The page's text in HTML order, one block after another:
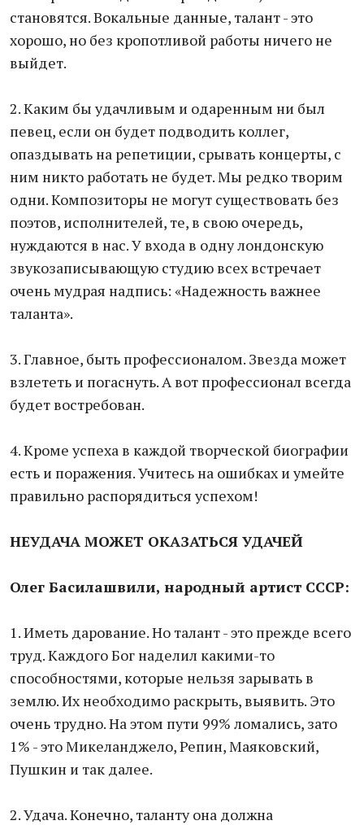
становятся. Вокальные данные, талант - это
хорошо, но без кропотливой работы ничего не
выйдет.
2. Каким бы удачливым и одаренным ни был
певец, если он будет подводить коллег,
опаздывать на репетиции, срывать концерты, с
ним никто работать не будет. Мы редко творим
одни. Композиторы не могут существовать без
поэтов, исполнителей, те, в свою очередь,
нуждаются в нас. У входа в одну лондонскую
звукозаписывающую студию всех встречает
очень мудрая надпись: «Надежность важнее
таланта».
3. Главное, быть профессионалом. Звезда может
взлететь и погаснуть. А вот профессионал всегда
будет востребован.
4. Кроме успеха в каждой творческой биографии
есть и поражения. Учитесь на ошибках и умейте
правильно распорядиться успехом!
НЕУДАЧА МОЖЕТ ОКАЗАТЬСЯ УДАЧЕЙ
Олег Басилашвили, народный артист СССР:
1. Иметь дарование. Но талант - это прежде всего
труд. Каждого Бог наделил какими-то
способностями, которые нельзя зарывать в
землю. Их необходимо раскрыть, выявить. Это
очень трудно. На этом пути 99% ломались, зато
1% - это Микеланджело, Репин, Маяковский,
Пушкин и так далее.
2. Удача. Конечно, таланту она должна